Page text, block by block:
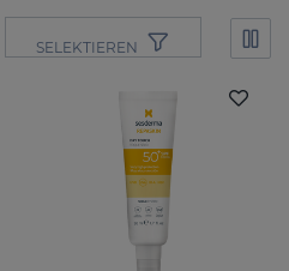
SELEKTIEREN